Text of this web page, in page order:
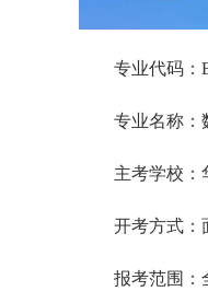
专业代码：
专业名称：
主考学校：
开考方式：
报考范围：全